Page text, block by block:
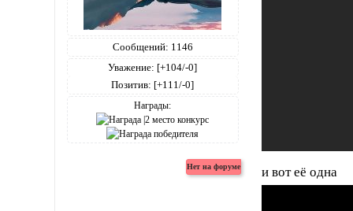
Сообщений: 1146
Уважение: [+104/-0]
Позитив: [+111/-0]
Награды:
и вот её одна